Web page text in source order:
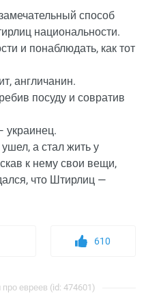
способ
национальности.
и понаблюдать, как тот
англичанин.
посуду и совратив
украинец.
а стал жить у
к нему свои вещи,
что Штирлиц —
610
евреев (id: 474601)